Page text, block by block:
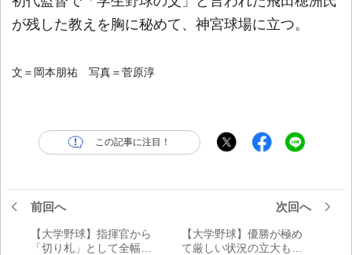
が残した教えを胸に秘めて、神宮球場に立つ。
文＝岡本朋祐 写真＝菅原淳
この記事に注目！
前回へ
【大学野球】指揮官から
「切り札」として全幅の
次回へ
【大学野球】優勝が極め
て厳しい状況の立大も…